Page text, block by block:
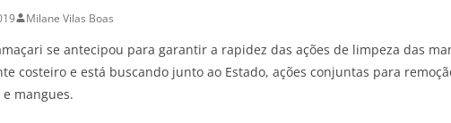
Milane Vilas Boas
se antecipou para garantir a rapidez das ações de limpeza das
costeiro e está buscando junto ao Estado, ações conjuntas para
mangues.